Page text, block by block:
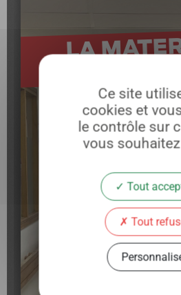
Ce site
cookies et
le contrôle sur
vous
Tout
Tout